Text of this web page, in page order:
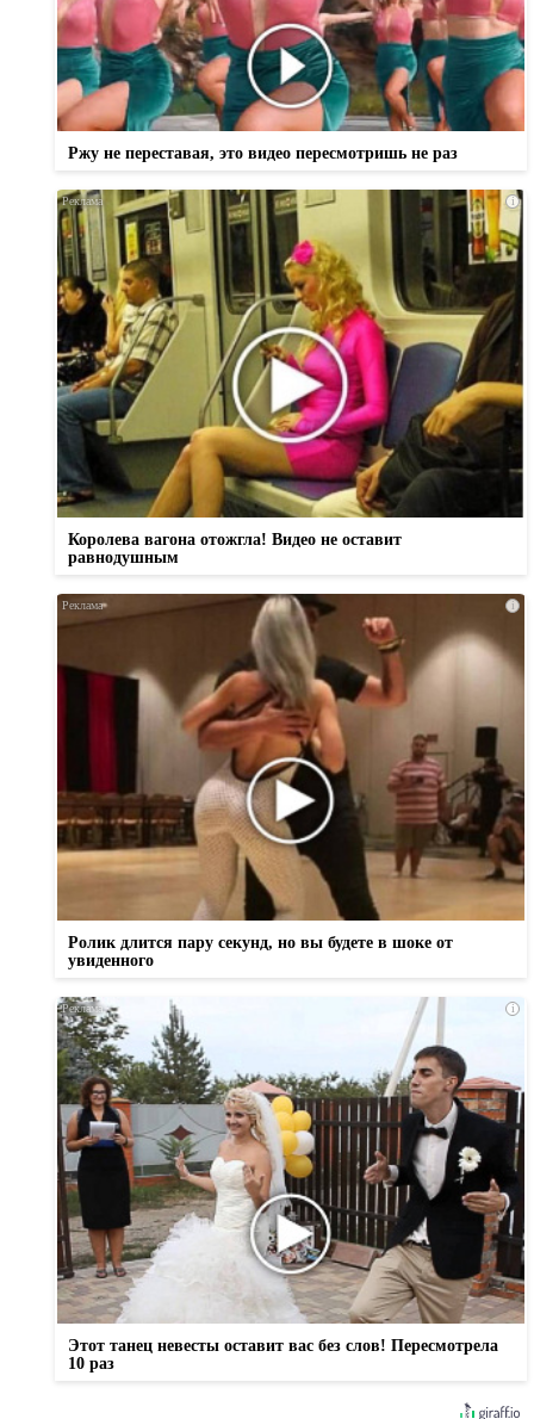
Ржу не переставая, это видео пересмотришь не раз
i
Королева вагона отожгла! Видео не оставит
равнодушным
i
Ролик длится пару секунд, но вы будете в шоке от
увиденного
i
Этот танец невесты оставит вас без слов! Пересмотрела
10 раз